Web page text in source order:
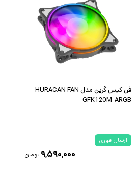
فن کیس گرین مدل HURACAN FAN
GFK120M-ARGB
ارسال فوری
۹,۵۹۰,۰۰۰ تومان